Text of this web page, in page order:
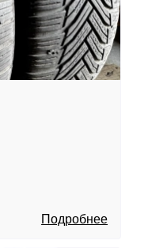
Подробнее